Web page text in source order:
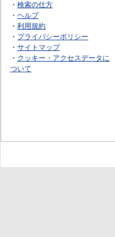
・ 検索の仕方
・ ヘルプ
・ 利用規約
・ プライバシーポリシー
・ サイトマップ
・ クッキー・アクセスデータに
ついて